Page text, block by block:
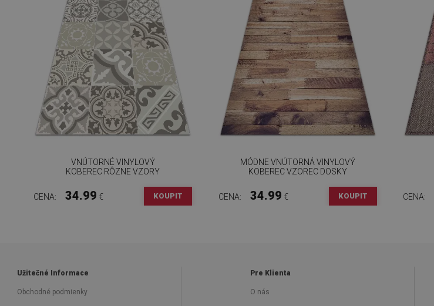
VNÚTORNÉ VINYLOVÝ
KOBEREC RÔZNE VZORY
CENA: 34.99 € KOUPIT
MÓDNE VNÚTORNÁ VINYLOVÝ
KOBEREC VZOREC DOSKY
CENA: 34.99 € KOUPIT CENA:
Užitečné Informace
Obchodné podmienky
Pre Klienta
O nás